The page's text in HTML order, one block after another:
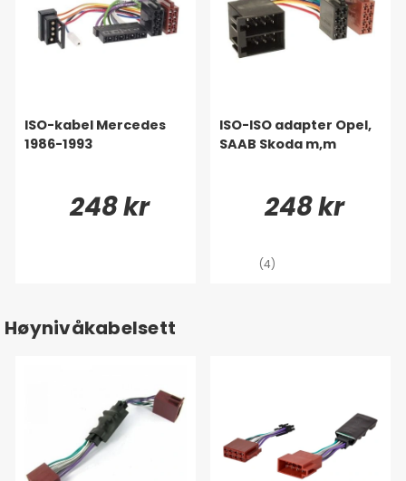
ISO-kabel Mercedes
1986-1993
248 kr
ISO-ISO adapter Opel,
SAAB Skoda m,m
248 kr
(4)
Høynivåkabelsett